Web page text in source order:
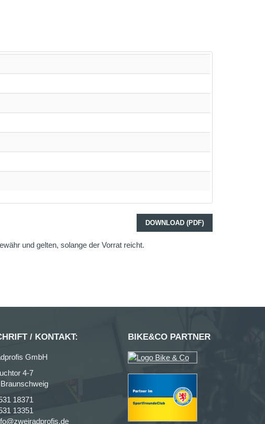
DOWNLOAD (PDF)
und gelten, solange der Vorrat reicht.
/ KONTAKT:
GmbH
4-7
18371
13351
BIKE&CO PARTNER